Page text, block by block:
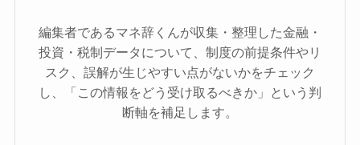
編集者であるマネ辞くんが収集・整理した金融・
投資・税制データについて、制度の前提条件やリ
スク、誤解が生じやすい点がないかをチェック
し、「この情報をどう受け取るべきか」という判
断軸を補足します。